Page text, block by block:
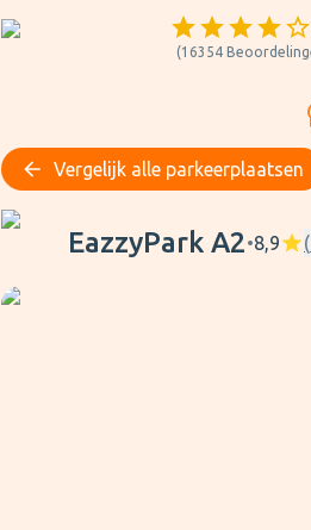
(16354
Vergelijk alle parkeerplaatsen
EazzyPark A2
EazzyPark A2•8,9 (